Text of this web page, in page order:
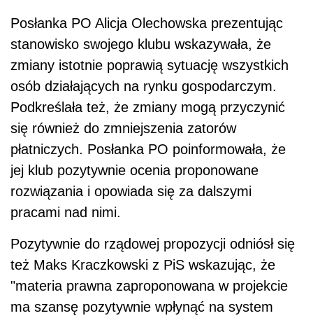
Posłanka PO Alicja Olechowska prezentując
stanowisko swojego klubu wskazywała, że
zmiany istotnie poprawią sytuację wszystkich
osób działających na rynku gospodarczym.
Podkreślała też, że zmiany mogą przyczynić
się również do zmniejszenia zatorów
płatniczych. Posłanka PO poinformowała, że
jej klub pozytywnie ocenia proponowane
rozwiązania i opowiada się za dalszymi
pracami nad nimi.
Pozytywnie do rządowej propozycji odniósł się
też Maks Kraczkowski z PiS wskazując, że
"materia prawna zaproponowana w projekcie
ma szansę pozytywnie wpłynąć na system